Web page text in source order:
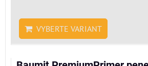
VYBERTE VARIANT